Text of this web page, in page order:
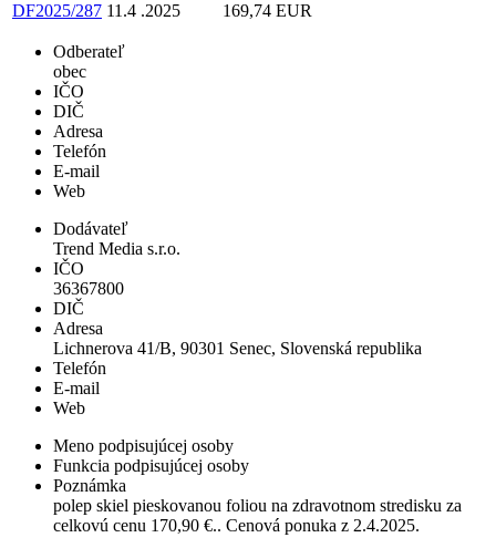
DF2025/287 11.4 .2025 169,74 EUR
Odberateľ
obec
IČO
DIČ
Adresa
Telefón
E-mail
Web
Dodávateľ
Trend Media s.r.o.
IČO
36367800
DIČ
Adresa
Lichnerova 41/B, 90301 Senec, Slovenská republika
Telefón
E-mail
Web
Meno podpisujúcej osoby
Funkcia podpisujúcej osoby
Poznámka
polep skiel pieskovanou foliou na zdravotnom stredisku za
celkovú cenu 170,90 €.. Cenová ponuka z 2.4.2025.